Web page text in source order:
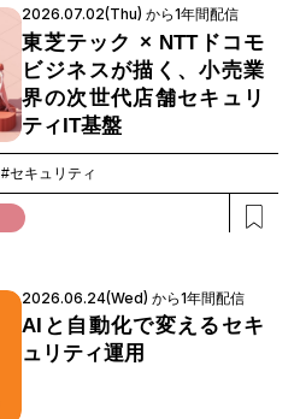
2026.07.02(Thu) から1年間配信
東芝テック × NTTドコモ
ビジネスが描く、小売業
界の次世代店舗セキュリ
ティIT基盤
#セキュリティ
2026.06.24(Wed) から1年間配信
AIと自動化で変えるセキ
ュリティ運用